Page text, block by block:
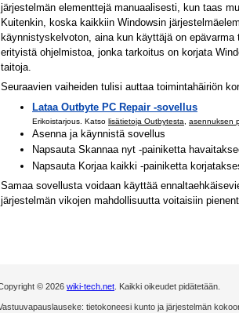
järjestelmän elementtejä manuaalisesti, kun taas
Kuitenkin, koska kaikkiin Windowsin
käynnistyskelvoton, aina kun käyttäjä on
erityistä ohjelmistoa, jonka tarkoitus on korjata
taitoja.
Seuraavien vaiheiden tulisi auttaa toimintahäiriön
Lataa Outbyte PC Repair -sovellus
Erikoistarjous. Katso lisätietoja Outbytesta asennuksen
Asenna ja käynnistä sovellus
Napsauta Skannaa nyt -painiketta
Napsauta Korjaa kaikki -painiketta
Samaa sovellusta voidaan käyttää
järjestelmän vikojen mahdollisuutta voitaisiin
© 2026 wiki-tech.net . Kaikki oikeudet pidätetään.
tietokoneesi kunto ja järjestelmän